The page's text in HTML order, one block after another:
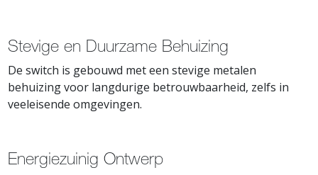
Stevige en Duurzame Behuizing
De switch is gebouwd met een stevige metalen
behuizing voor langdurige betrouwbaarheid, zelfs in
veeleisende omgevingen.
Energiezuinig Ontwerp